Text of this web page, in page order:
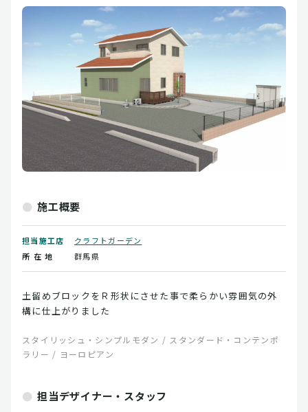
施工概要
担当施工店
クラフトガーデン
所 在 地
群馬県
土留めブロックをＲ形状にさせた事で柔らかい雰囲気の外
構に仕上がりました
スタイリッシュ・シンプルモダン / スタンダード・コンテンポ
ラリー / ヨーロピアン
担当デザイナー・スタッフ